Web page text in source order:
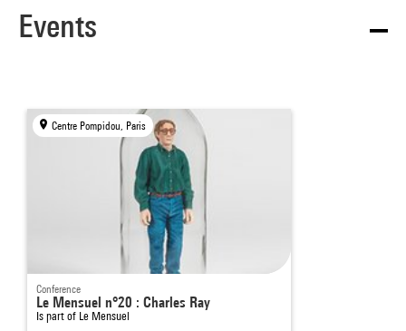
Events
Centre Pompidou, Paris
Conference
Le Mensuel n°20 : Charles Ray
Is part of Le Mensuel